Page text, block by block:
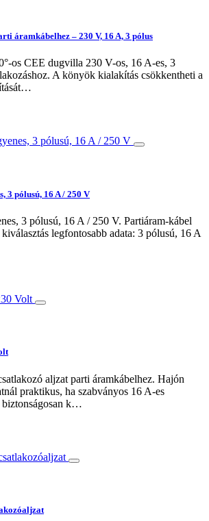
áramkábelhez – 230 V, 16 A, 3 pólus
os CEE dugvilla 230 V-os, 16 A-es, 3
A könyök kialakítás csökkentheti a
3 pólusú, 16 A / 250 V
3 pólusú, 16 A / 250 V. Partiáram-kábel
legfontosabb adata: 3 pólusú, 16 A
aljzat parti áramkábelhez. Hajón
praktikus, ha szabványos 16 A-es
biztonságosan k…